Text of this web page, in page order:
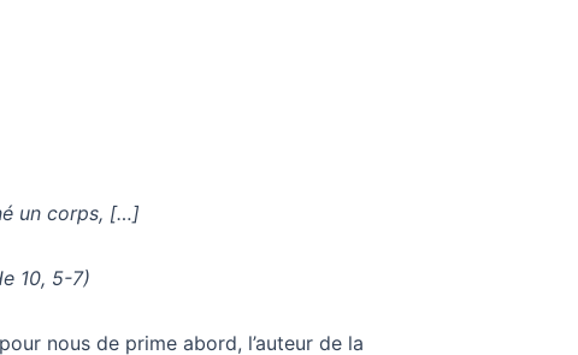
un corps, […]
10, 5-7)
nous de prime abord, l’auteur de la